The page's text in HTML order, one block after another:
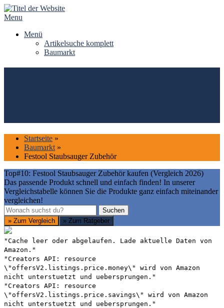
Skip
to
Menu
Menü
Artikelsuche komplett
Baumarkt
Startseite »
Baumarkt »
Festool Staubsauger Zubehör
Top#10: Festool Staubsauger Zubehör kaufen (Vergleich 2026)
Das passende Produkt schnell und einfach finden! In unserer
Vergleichstabelle können Sie die Produkte ganz einfach miteinander
vergleichen!
Suchen
Suchen
» Zum Vergleich
» Zum Ratgeber
"Cache leer oder abgelaufen. Lade aktuelle Daten von
Amazon."
"Creators API: resource
\"offersV2.listings.price.money\" wird von Amazon
nicht unterstuetzt und uebersprungen."
"Creators API: resource
\"offersV2.listings.price.savings\" wird von Amazon
nicht unterstuetzt und uebersprungen."